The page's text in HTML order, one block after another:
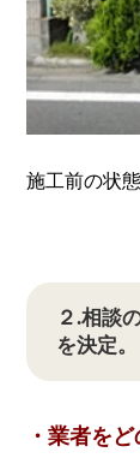
施工前の状
２.相談
を決定。
・業者を